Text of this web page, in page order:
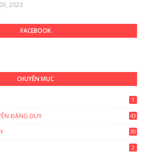
2023
FACEBOOK
CHUYÊN MỤC
1
ĐẶNG DUY
43
30
2